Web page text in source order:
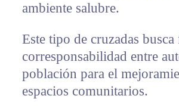
ambiente salubre.
Este tipo de cruzadas
corresponsabilidad entre
población para el
espacios comunitarios.